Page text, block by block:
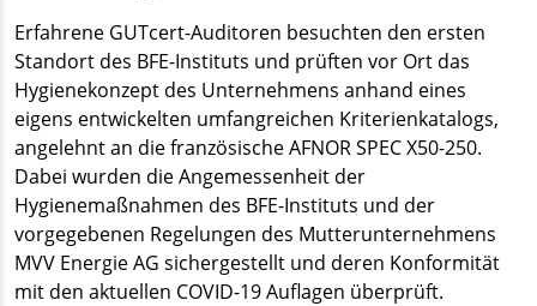
Erfahrene GUTcert-Auditoren besuchten den ersten
Standort des BFE-Instituts und prüften vor Ort das
Hygienekonzept des Unternehmens anhand eines
eigens entwickelten umfangreichen Kriterienkatalogs,
angelehnt an die französische AFNOR SPEC X50-250.
Dabei wurden die Angemessenheit der
Hygienemaßnahmen des BFE-Instituts und der
vorgegebenen Regelungen des Mutterunternehmens
MVV Energie AG sichergestellt und deren Konformität
mit den aktuellen COVID-19 Auflagen überprüft.